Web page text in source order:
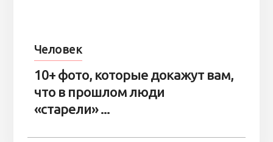
Человек
10+ фото, которые докажут вам,
что в прошлом люди
«старели» ...